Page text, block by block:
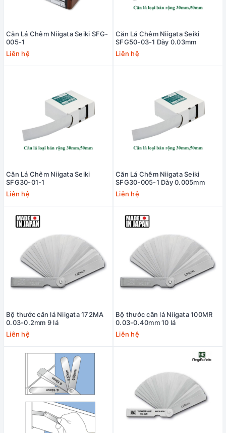
Căn Lá Chêm Niigata Seiki SFG-
005-1
Liên hệ
Căn Lá Chêm Niigata Seiki
SFG50-03-1 Dày 0.03mm
Liên hệ
Căn Lá Chêm Niigata Seiki
SFG30-01-1
Liên hệ
Căn Lá Chêm Niigata Seiki
SFG30-005-1 Dày 0.005mm
Liên hệ
Bộ thước căn lá Niigata 172MA
0.03-0.2mm 9 lá
Liên hệ
Bộ thước căn lá Niigata 100MR
0.03-0.40mm 10 lá
Liên hệ